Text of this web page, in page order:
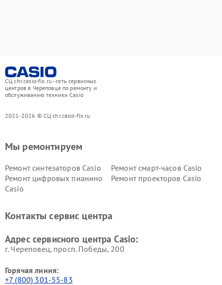
СЦ chr.casio-fix.ru - сеть сервисных
центров в Череповце по ремонту и
обслуживанию техники Casio
2021-2026 © СЦ chr.casio-fix.ru
Мы ремонтируем
Ремонт синтезаторов Casio
Ремонт смарт-часов Casio
Ремонт цифровых пианино
Casio
Ремонт проекторов Casio
Контакты сервис центра
Адрес сервисного центра Casio:
г. Череповец, просп. Победы, 200
Горячая линия:
+7 (800) 301-55-83